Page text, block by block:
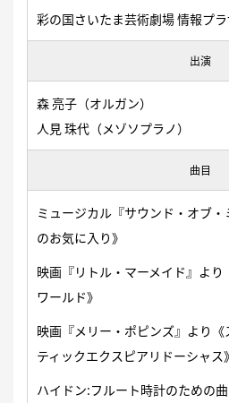
彩の国さいたま芸術劇場 情報プ
出演
森 亮子（オルガン）
人見 珠代（メゾソプラノ）
曲目
ミュージカル『サウンド・オブ
のお気に入り》
映画『リトル・マーメイド』より
ワールド》
映画『メリー・ポピンズ』より
ティックエクスピアリドーシャス》
ハイドン:フルート時計のための